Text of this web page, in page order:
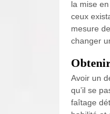
la mise
ceux
mesure
changer
Avoir un
qu’il se
faîtage